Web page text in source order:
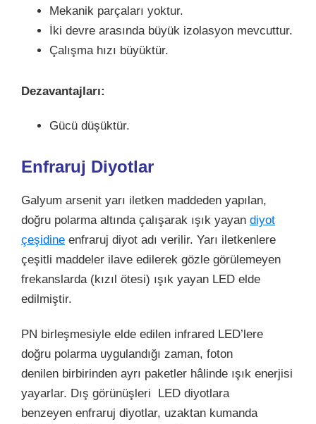
Mekanik parçaları yoktur.
İki devre arasında büyük izolasyon mevcuttur.
Çalışma hızı büyüktür.
Dezavantajları:
Gücü düşüktür.
Enfraruj Diyotlar
Galyum arsenit yarı iletken maddeden yapılan,
doğru polarma altında çalışarak ışık yayan diyot
çeşidine enfraruj diyot adı verilir. Yarı iletkenlere
çeşitli maddeler ilave edilerek gözle görülemeyen
frekanslarda (kızıl ötesi) ışık yayan LED elde
edilmiştir.
PN birleşmesiyle elde edilen infrared LED’lere
doğru polarma uygulandığı zaman, foton
denilen birbirinden ayrı paketler hâlinde ışık enerjisi
yayarlar. Dış görünüşleri LED diyotlara
benzeyen enfraruj diyotlar, uzaktan kumanda